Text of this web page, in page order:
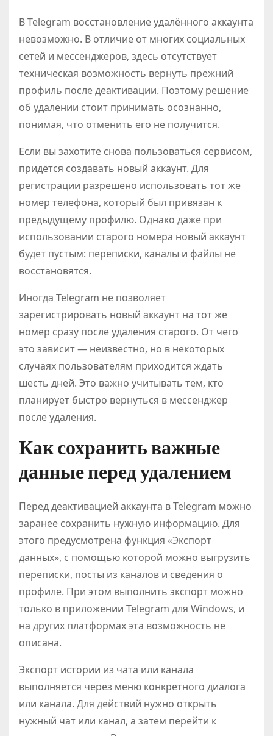
В Telegram восстановление удалённого аккаунта
невозможно. В отличие от многих социальных
сетей и мессенджеров, здесь отсутствует
техническая возможность вернуть прежний
профиль после деактивации. Поэтому решение
об удалении стоит принимать осознанно,
понимая, что отменить его не получится.
Если вы захотите снова пользоваться сервисом,
придётся создавать новый аккаунт. Для
регистрации разрешено использовать тот же
номер телефона, который был привязан к
предыдущему профилю. Однако даже при
использовании старого номера новый аккаунт
будет пустым: переписки, каналы и файлы не
восстановятся.
Иногда Telegram не позволяет
зарегистрировать новый аккаунт на тот же
номер сразу после удаления старого. От чего
это зависит — неизвестно, но в некоторых
случаях пользователям приходится ждать
шесть дней. Это важно учитывать тем, кто
планирует быстро вернуться в мессенджер
после удаления.
Как сохранить важные
данные перед удалением
Перед деактивацией аккаунта в Telegram можно
заранее сохранить нужную информацию. Для
этого предусмотрена функция «Экспорт
данных», с помощью которой можно выгрузить
переписки, посты из каналов и сведения о
профиле. При этом выполнить экспорт можно
только в приложении Telegram для Windows, и
на других платформах эта возможность не
описана.
Экспорт истории из чата или канала
выполняется через меню конкретного диалога
или канала. Для действий нужно открыть
нужный чат или канал, а затем перейти к